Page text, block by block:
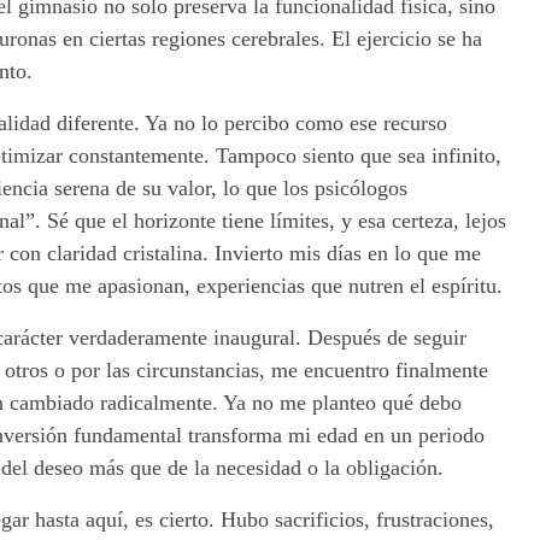
gimnasio no solo preserva la funcionalidad física, sino
en ciertas regiones cerebrales. El ejercicio se ha
diferente. Ya no lo percibo como ese recurso
constantemente. Tampoco siento que sea infinito,
serena de su valor, lo que los psicólogos
Sé que el horizonte tiene límites, y esa certeza, lejos
con claridad cristalina. Invierto mis días en lo que me
que me apasionan, experiencias que nutren el espíritu.
verdaderamente inaugural. Después de seguir
o por las circunstancias, me encuentro finalmente
radicalmente. Ya no me planteo qué debo
fundamental transforma mi edad en un periodo
deseo más que de la necesidad o la obligación.
hasta aquí, es cierto. Hubo sacrificios, frustraciones,